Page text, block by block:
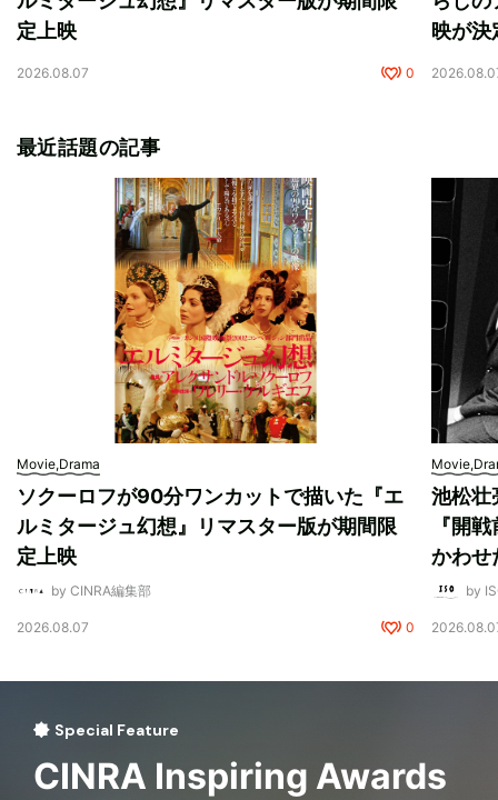
定上映
2026.08.07 0
映が決
最近話題の記事
Movie,Drama
ソクーロフが90分ワンカットで描いた『エ
ルミタージュ幻想』リマスター版が期間限
定上映
by CINRA編集部
2026.08.07 0
池松壮
『開
かわせ
by
Special Feature
CINRA Inspiring Awards